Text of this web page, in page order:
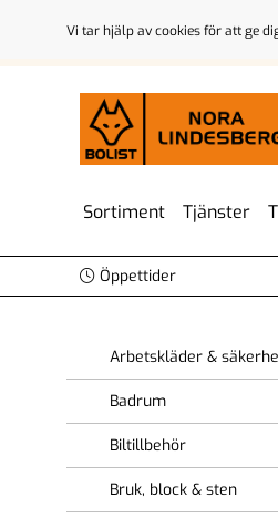
Vi tar hjälp av cookies för att ge
Sortiment Tjänster
Öppettider
Arbetskläder &
Badrum
Biltillbehör
Bruk, block & sten